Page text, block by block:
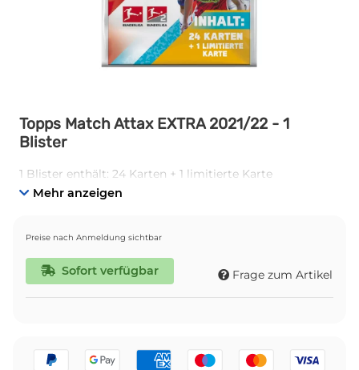
Topps Match Attax EXTRA 2021/22 - 1
Blister
1 Blister enthält: 24 Karten + 1 limitierte Karte
Mehr anzeigen
Preise nach Anmeldung sichtbar
Sofort verfügbar Frage zum Artikel